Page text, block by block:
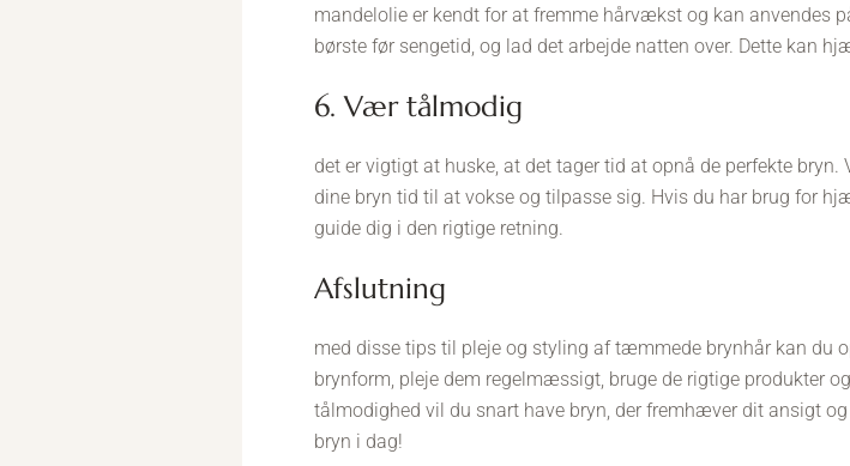
mandelolie er kendt for at fremme hårvækst og kan anvendes
børste før sengetid, og lad det arbejde natten over. Dette kan
6. Vær tålmodig
det er vigtigt at huske, at det tager tid at opnå de perfekte
dine bryn tid til at vokse og tilpasse sig. Hvis du har brug for
guide dig i den rigtige retning.
Afslutning
med disse tips til pleje og styling af tæmmede brynhår kan du
brynform, pleje dem regelmæssigt, bruge de rigtige produkter
tålmodighed vil du snart have bryn, der fremhæver dit ansigt
bryn i dag!